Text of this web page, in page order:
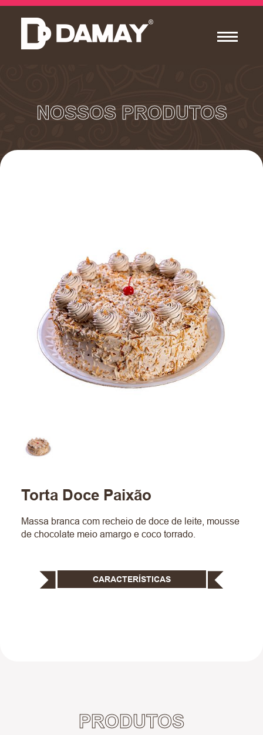
NOSSOS PRODUTOS
Torta Doce Paixão
Massa branca com recheio de doce de leite, mousse
de chocolate meio amargo e coco torrado.
CARACTERÍSTICAS
PRODUTOS